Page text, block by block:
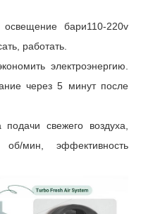
бари110-220v
работать.
электроэнергию.
через 5 минут после
свежего воздуха,
мин, эффективность